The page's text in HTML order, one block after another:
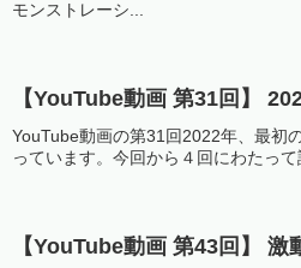
モンストレーシ...
【YouTube動画 第31回】
YouTube動画の第31回2022年、最初
っています。今回から４回にわたって
【YouTube動画 第43回】